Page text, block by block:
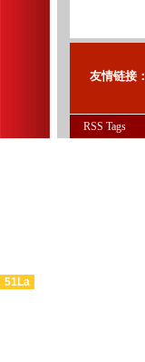
友情链接：
RSS Tags
51La